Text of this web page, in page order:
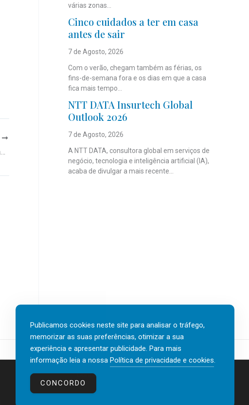
Fórmula do Talento destaca liderança inspiradora no seu evento anual e lança novos serviços RH
várias zonas...
Cinco cuidados a ter em casa
antes de sair
7 de Agosto, 2026
Com o verão, chegam também as férias, os
fins-de-semana fora e os dias em que a casa
fica mais tempo...
NTT DATA Insurtech Global
Outlook 2026
7 de Agosto, 2026
A NTT DATA, consultora global em serviços de
negócio, tecnologia e inteligência artificial (IA),
acaba de divulgar a mais recente...
Contactos
Publicamos cookies neste site para analisar o tráfego,
memorizar as suas preferências, otimizar a sua
experiência e apresentar publicidade. Para mais
informação leia a nossa Política de privacidade e cookies.
CONCORDO